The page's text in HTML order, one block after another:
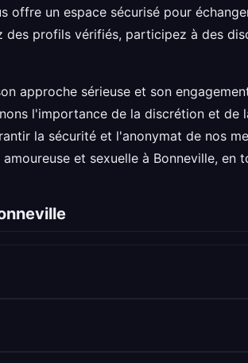
offre un espace sécurisé pour
des profils vérifiés, participez à des
approche sérieuse et son
l'importance de la discrétion et de
la sécurité et l'anonymat de nos
et sexuelle à Bonneville, en